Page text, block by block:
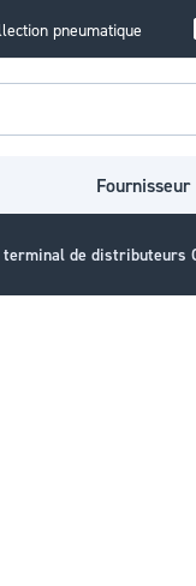
pneumatique
Fournisseur
terminal de distributeurs